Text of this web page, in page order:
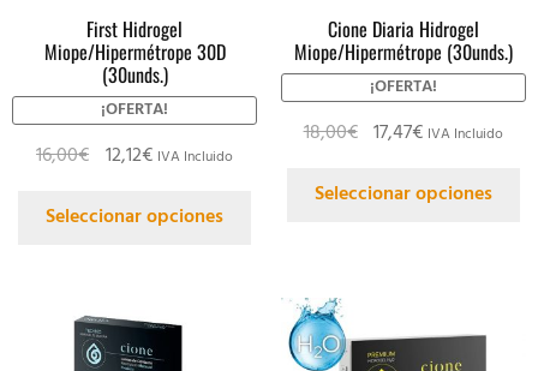
First Hidrogel
Miope/Hipermétrope 30D
(30unds.)
¡OFERTA!
16,00€ 12,12€ IVA Incluido
Seleccionar opciones
Cione Diaria Hidrogel
Miope/Hipermétrope (30unds.)
¡OFERTA!
18,00€ 17,47€ IVA Incluido
Seleccionar opciones